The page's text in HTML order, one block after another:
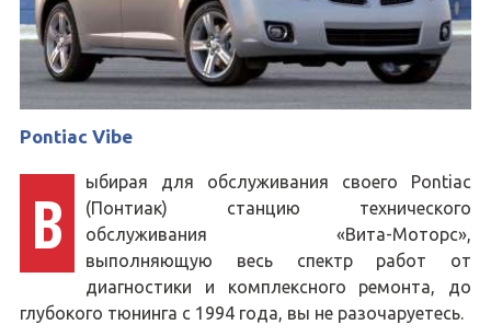
Pontiac Vibe
В
ыбирая для обслуживания своего Pontiac
(Понтиак) станцию технического
обслуживания «Вита-Моторс»,
выполняющую весь спектр работ от
диагностики и комплексного ремонта, до
глубокого тюнинга с 1994 года, вы не разочаруетесь.